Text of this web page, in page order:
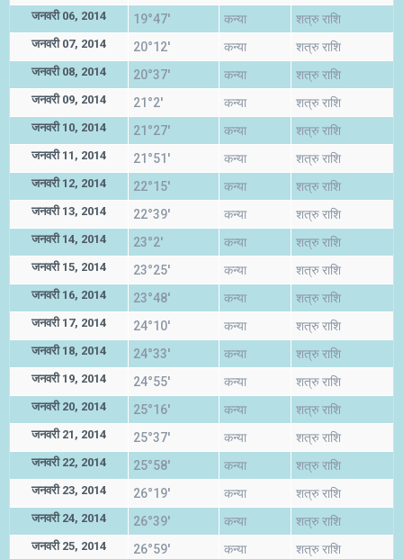
जनवरी 06, 2014 19°47' कन्या शत्रु राशि
जनवरी 07, 2014 20°12' कन्या शत्रु राशि
जनवरी 08, 2014 20°37' कन्या शत्रु राशि
जनवरी 09, 2014 21°2' कन्या शत्रु राशि
जनवरी 10, 2014 21°27' कन्या शत्रु राशि
जनवरी 11, 2014 21°51' कन्या शत्रु राशि
जनवरी 12, 2014 22°15' कन्या शत्रु राशि
जनवरी 13, 2014 22°39' कन्या शत्रु राशि
जनवरी 14, 2014 23°2' कन्या शत्रु राशि
जनवरी 15, 2014 23°25' कन्या शत्रु राशि
जनवरी 16, 2014 23°48' कन्या शत्रु राशि
जनवरी 17, 2014 24°10' कन्या शत्रु राशि
जनवरी 18, 2014 24°33' कन्या शत्रु राशि
जनवरी 19, 2014 24°55' कन्या शत्रु राशि
जनवरी 20, 2014 25°16' कन्या शत्रु राशि
जनवरी 21, 2014 25°37' कन्या शत्रु राशि
जनवरी 22, 2014 25°58' कन्या शत्रु राशि
जनवरी 23, 2014 26°19' कन्या शत्रु राशि
जनवरी 24, 2014 26°39' कन्या शत्रु राशि
जनवरी 25, 2014 26°59' कन्या शत्रु राशि